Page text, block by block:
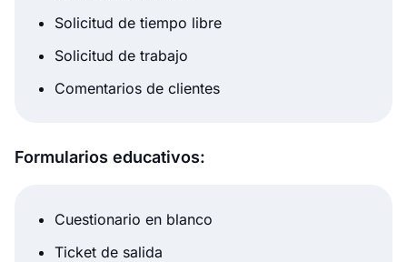
Solicitud de tiempo libre
Solicitud de trabajo
Comentarios de clientes
Formularios educativos:
Cuestionario en blanco
Ticket de salida